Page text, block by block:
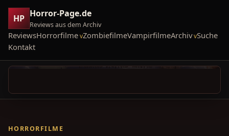
HP Horror-Page.de
Reviews aus dem Archiv
ReviewsHorrorfilme ZombiefilmeVampirfilmeArchiv Suche
Kontakt
HORRORFILME